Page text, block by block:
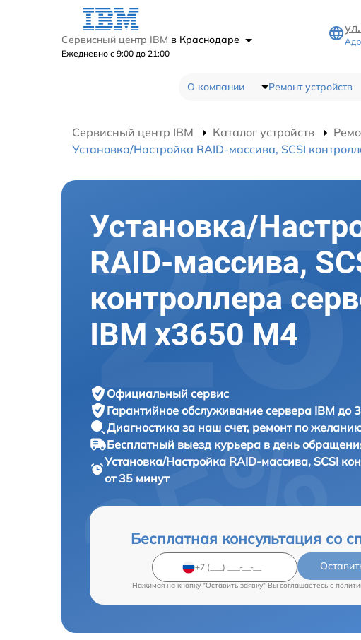
Сервисный центр IBM в Краснодаре
Ежедневно с 9:00 до 21:00
О компании Ремонт устройств
Сервисный центр IBM Каталог устройств
Установка/Настройка RAID-массива, SCSI
Установка/
RAID-массива,
контроллера
IBM x3650 M4
Официальный сервис
Гарантийное обслуживание сервера IBM до
Диагностика за наш счет, ремонт по
Бесплатный выезд курьера в день
Установка/Настройка RAID-массива, SCSI
от 35 минут
Бесплатная консультация со
Нажимая на кнопку "Оставить заявку" Вы соглашаетесь c